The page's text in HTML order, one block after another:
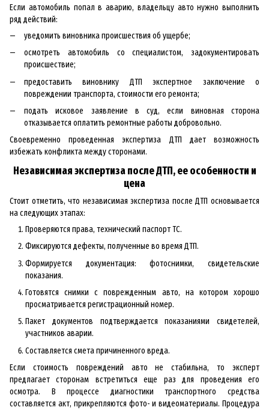
Если автомобиль попал в аварию, владельцу авто нужно выполнить
ряд действий:
уведомить виновника происшествия об ущербе;
осмотреть автомобиль со специалистом, задокументировать
происшествие;
предоставить виновнику ДТП экспертное заключение о
повреждении транспорта, стоимости его ремонта;
подать исковое заявление в суд, если виновная сторона
отказывается оплатить ремонтные работы добровольно.
Своевременно проведенная экспертиза ДТП дает возможность
избежать конфликта между сторонами.
Независимая экспертиза после ДТП, ее особенности и
цена
Стоит отметить, что независимая экспертиза после ДТП основывается
на следующих этапах:
Проверяются права, технический паспорт ТС.
Фиксируются дефекты, полученные во время ДТП.
Формируется документация: фотоснимки, свидетельские
показания.
Готовятся снимки с поврежденным авто, на котором хорошо
просматривается регистрационный номер.
Пакет документов подтверждается показаниями свидетелей,
участников аварии.
Составляется смета причиненного вреда.
Если стоимость повреждений авто не стабильна, то эксперт
предлагает сторонам встретиться еще раз для проведения его
осмотра. В процессе диагностики транспортного средства
составляется акт, прикрепляются фото- и видеоматериалы. Процедура